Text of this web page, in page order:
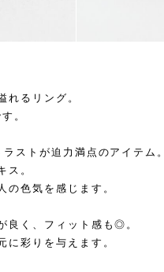
れるリング。
。
ストが迫力満点のアイテム。
ス。
の色気を感じます。
良く、フィット感も◎。
に彩りを与えます。